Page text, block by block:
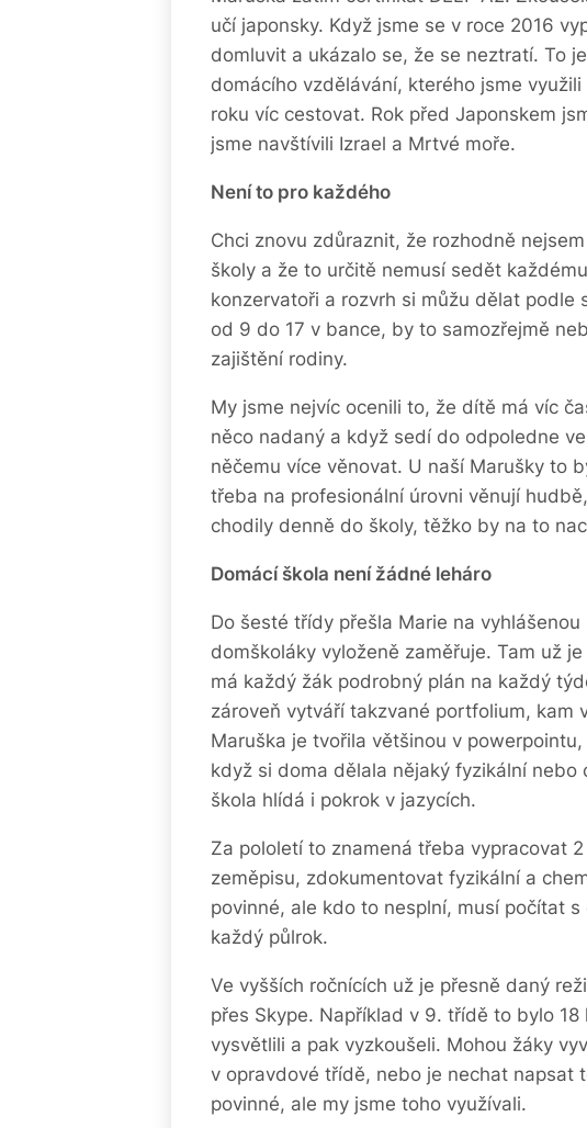
učí japonsky. Když jsme se v roce 2016
domluvit a ukázalo se, že se neztratí. To
domácího vzdělávání, kterého jsme
roku víc cestovat. Rok před Japonskem
jsme navštívili Izrael a Mrtvé moře.
Není to pro každého
Chci znovu zdůraznit, že rozhodně
školy a že to určitě nemusí sedět
konzervatoři a rozvrh si můžu dělat podle
od 9 do 17 v bance, by to samozřejmě
zajištění rodiny.
My jsme nejvíc ocenili to, že dítě má víc
něco nadaný a když sedí do odpoledne
něčemu více věnovat. U naší Marušky to
třeba na profesionální úrovni věnují
chodily denně do školy, těžko by na to
Domácí škola není žádné leháro
Do šesté třídy přešla Marie na
domškoláky vyloženě zaměřuje. Tam už
má každý žák podrobný plán na každý
zároveň vytváří takzvané portfolium, kam
Maruška je tvořila většinou v
když si doma dělala nějaký fyzikální nebo
škola hlídá i pokrok v jazycích.
Za pololetí to znamená třeba vypracovat
zeměpisu, zdokumentovat fyzikální a
povinné, ale kdo to nesplní, musí počítat
každý půlrok.
Ve vyšších ročnících už je přesně daný
přes Skype. Například v 9. třídě to bylo
vysvětlili a pak vyzkoušeli. Mohou žáky
v opravdové třídě, nebo je nechat napsat
povinné, ale my jsme toho využívali.